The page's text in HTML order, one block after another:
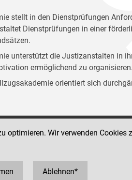
stellt in den Dienstprüfungen
Dienstprüfungen in einer
unterstützt die Justizanstalten in
ermöglichend zu organisieren.
orientiert sich
Media Kanäle
optimieren. Wir verwenden
Ablehnen*